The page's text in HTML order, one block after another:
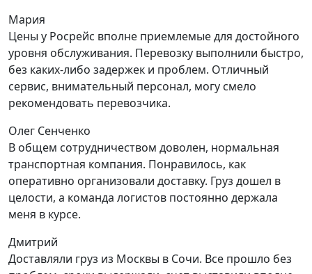
Мария
Цены у Росрейс вполне приемлемые для достойного
уровня обслуживания. Перевозку выполнили быстро,
без каких-либо задержек и проблем. Отличный
сервис, внимательный персонал, могу смело
рекомендовать перевозчика.
Олег Сенченко
В общем сотрудничеством доволен, нормальная
транспортная компания. Понравилось, как
оперативно организовали доставку. Груз дошел в
целости, а команда логистов постоянно держала
меня в курсе.
Дмитрий
Доставляли груз из Москвы в Сочи. Все прошло без